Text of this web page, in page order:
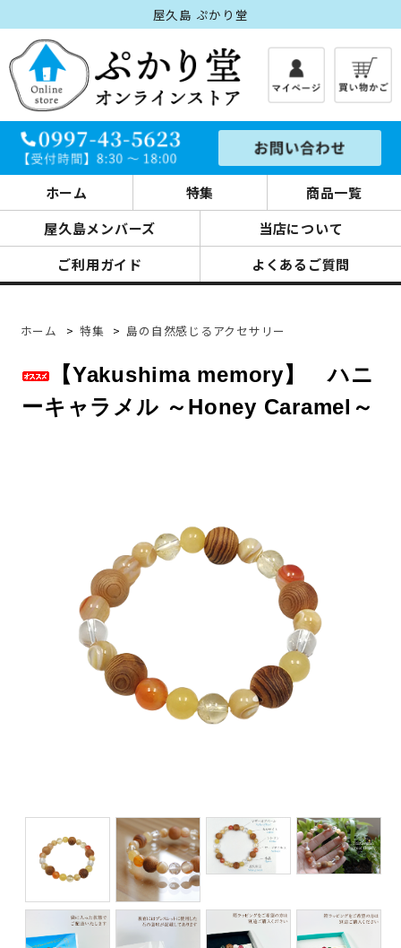
屋久島 ぷかり堂
ホーム 特集
商品一覧
屋久島メンバーズ
当店について
ご利用ガイド
よくあるご質問
ホーム > 特集 > 島の自然感じるアクセサリー
【Yakushima memory】 ハニ
ーキャラメル ～Honey Caramel～